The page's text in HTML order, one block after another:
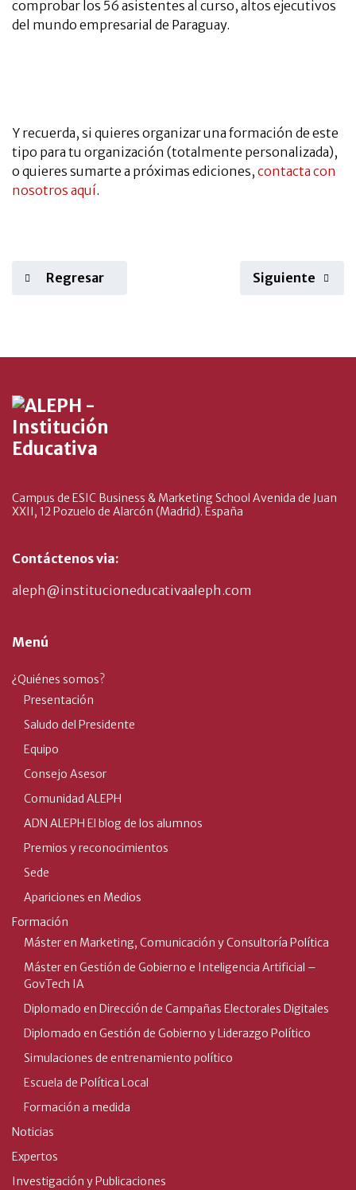
comprobar los 56 asistentes al curso, altos ejecutivos
del mundo empresarial de Paraguay.
Y recuerda, si quieres organizar una formación de este
tipo para tu organización (totalmente personalizada),
o quieres sumarte a próximas ediciones, contacta con
nosotros aquí.
Regresar Siguiente
Campus de ESIC Business & Marketing School Avenida de Juan
XXII, 12 Pozuelo de Alarcón (Madrid). España
Contáctenos via:
aleph@institucioneducativaaleph.com
Menú
¿Quiénes somos?
Presentación
Saludo del Presidente
Equipo
Consejo Asesor
Comunidad ALEPH
ADN ALEPH El blog de los alumnos
Premios y reconocimientos
Sede
Apariciones en Medios
Formación
Máster en Marketing, Comunicación y Consultoría Política
Máster en Gestión de Gobierno e Inteligencia Artificial –
GovTech IA
Diplomado en Dirección de Campañas Electorales Digitales
Diplomado en Gestión de Gobierno y Liderazgo Político
Simulaciones de entrenamiento político
Escuela de Política Local
Formación a medida
Noticias
Expertos
Investigación y Publicaciones